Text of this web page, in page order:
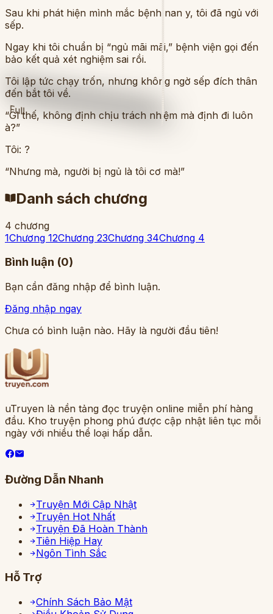
Full
Sau khi phát hiện mình mắc bệnh nan y, tôi đã ngủ với
sếp.
Ngay khi tôi chuẩn bị “ngủ mãi mãi,” bệnh viện gọi đến
bảo kết quả xét nghiệm sai rồi.
Tôi lập tức chạy trốn, nhưng không ngờ sếp đích thân
đến bắt tôi về.
“Gì thế, không định chịu trách nhiệm mà định đi luôn
à?”
Tôi: ?
“Nhưng mà, người bị ngủ là tôi cơ mà!”
Danh sách chương
4 chương
1Chương 12Chương 23Chương 34Chương 4
Bình luận (0)
Bạn cần đăng nhập để bình luận.
Đăng nhập ngay
Chưa có bình luận nào. Hãy là người đầu tiên!
uTruyen là nền tảng đọc truyện online miễn phí hàng
đầu. Kho truyện phong phú được cập nhật liên tục mỗi
ngày với nhiều thể loại hấp dẫn.
Đường Dẫn Nhanh
Truyện Mới Cập Nhật
Truyện Hot Nhất
Truyện Đã Hoàn Thành
Tiên Hiệp Hay
Ngôn Tình Sắc
Hỗ Trợ
Chính Sách Bảo Mật